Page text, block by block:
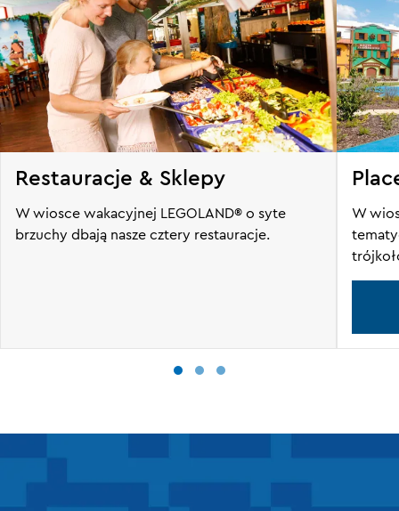
Restauracje & Sklepy
W wiosce wakacyjnej LEGOLAND® o syte
brzuchy dbają nasze cztery restauracje.
W